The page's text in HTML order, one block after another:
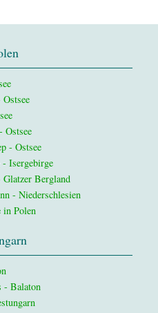
Ostsee
- Ostsee
Isergebirge
Bergland
- Niederschlesien
in Polen
- Balaton